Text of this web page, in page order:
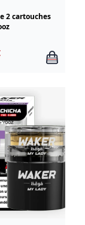
2 cartouches